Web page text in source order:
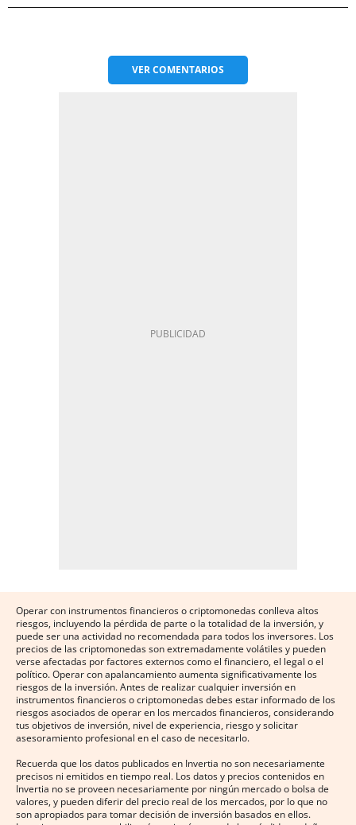
VERCOMENTARIOS
Operar con instrumentos financieros o criptomonedas conlleva altos
riesgos, incluyendo la pérdida de parte o la totalidad de la inversión, y
puede ser una actividad no recomendada para todos los inversores. Los
precios de las criptomonedas son extremadamente volátiles y pueden
verse afectadas por factores externos como el financiero, el legal o el
político. Operar con apalancamiento aumenta significativamente los
riesgos de la inversión. Antes de realizar cualquier inversión en
instrumentos financieros o criptomonedas debes estar informado de los
riesgos asociados de operar en los mercados financieros, considerando
tus objetivos de inversión, nivel de experiencia, riesgo y solicitar
asesoramiento profesional en el caso de necesitarlo.
Recuerda que los datos publicados en Invertia no son necesariamente
precisos ni emitidos en tiempo real. Los datos y precios contenidos en
Invertia no se proveen necesariamente por ningún mercado o bolsa de
valores, y pueden diferir del precio real de los mercados, por lo que no
son apropiados para tomar decisión de inversión basados en ellos.